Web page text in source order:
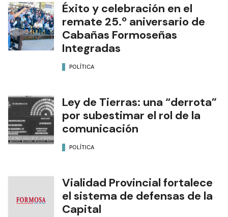
Éxito y celebración en el
remate 25.º aniversario de
Cabañas Formoseñas
Integradas
POLÍTICA
Ley de Tierras: una “derrota”
por subestimar el rol de la
comunicación
POLÍTICA
Vialidad Provincial fortalece
el sistema de defensas de la
Capital